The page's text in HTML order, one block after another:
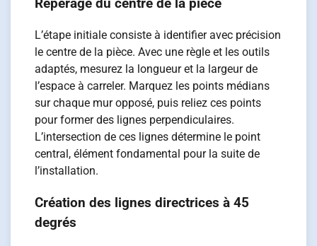
Repérage du centre de la pièce
L’étape initiale consiste à identifier avec précision
le centre de la pièce. Avec une règle et les outils
adaptés, mesurez la longueur et la largeur de
l’espace à carreler. Marquez les points médians
sur chaque mur opposé, puis reliez ces points
pour former des lignes perpendiculaires.
L’intersection de ces lignes détermine le point
central, élément fondamental pour la suite de
l’installation.
Création des lignes directrices à 45
degrés